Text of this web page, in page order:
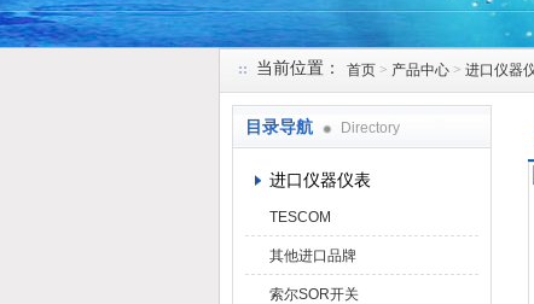
当前位置： 首页 > 产品中心 > 进口仪器
目录导航 Directory
进口仪器仪表
TESCOM
其他进口品牌
索尔SOR开关